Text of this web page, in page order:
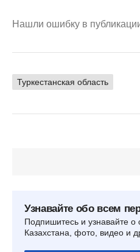
Нашли ошибку в
Туркестанская область
Узнавайте обо всем
Подпишитесь и узнавайте о
Казахстана, фото, видео и